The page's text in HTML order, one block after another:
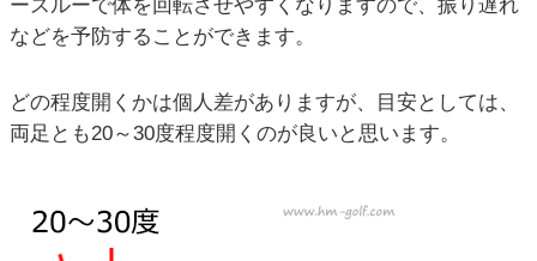
ースルーで体を回転させやすくなりますので、振り遅れ
などを予防することができます。
どの程度開くかは個人差がありますが、目安としては、
両足とも20～30度程度開くのが良いと思います。